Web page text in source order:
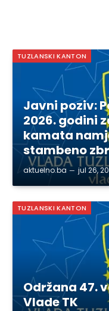
TUZLANSKI KANTON
Javni poziv:
2026. godini
kamata
stambeno
aktuelno.ba jul 26,
TUZLANSKI KANTON
Održana 47.
Vlade TK